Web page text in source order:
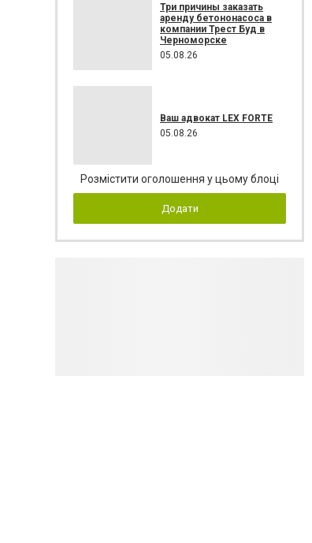
Три причины заказать
аренду бетононасоса в
компании Трест Буд в
Черноморске
05.08.26
Ваш адвокат LEX FORTE
05.08.26
Розмістити оголошення у цьому блоці
Додати